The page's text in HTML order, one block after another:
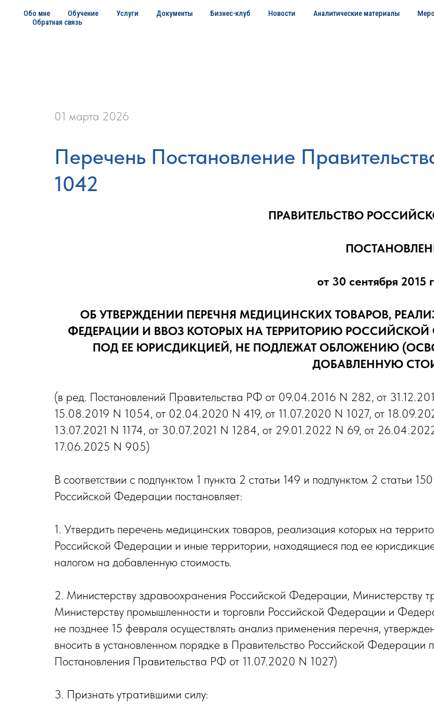
Обо мне Обучение Услуги Документы Бизнес-клуб Новости Аналитические материалы
Обратная связь
01 марта 2026
Перечень Постановление
1042
ПРАВИТЕЛЬСТВО
от 30 сентября 2015
ОБ УТВЕРЖДЕНИИ ПЕРЕЧНЯ МЕДИЦИНСКИХ ТОВАРОВ,
ФЕДЕРАЦИИ И ВВОЗ КОТОРЫХ НА ТЕРРИТОРИЮ
ПОД ЕЕ ЮРИСДИКЦИЕЙ, НЕ ПОДЛЕЖАТ ОБЛОЖЕНИЮ
ДОБАВЛЕННУЮ
(в ред. Постановлений Правительства РФ от 09.04.2016 N 282, от
15.08.2019 N 1054, от 02.04.2020 N 419, от 11.07.2020 N 1027, от
13.07.2021 N 1174, от 30.07.2021 N 1284, от 29.01.2022 N 69, от
17.06.2025 N 905)
В соответствии с подпунктом 1 пункта 2 статьи 149 и подпунктом 2 статьи
Российской Федерации постановляет:
1. Утвердить перечень медицинских товаров, реализация которых на
Российской Федерации и иные территории, находящиеся под ее
налогом на добавленную стоимость.
2. Министерству здравоохранения Российской Федерации, Министерству
Министерству промышленности и торговли Российской Федерации и
не позднее 15 февраля осуществлять анализ применения перечня,
вносить в установленном порядке в Правительство Российской
Постановления Правительства РФ от 11.07.2020 N 1027)
3. Признать утратившими силу: